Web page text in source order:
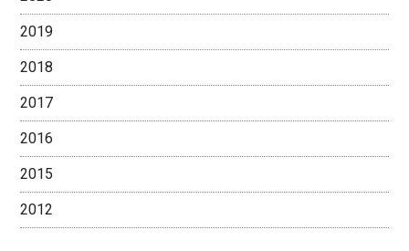
2019
2018
2017
2016
2015
2012